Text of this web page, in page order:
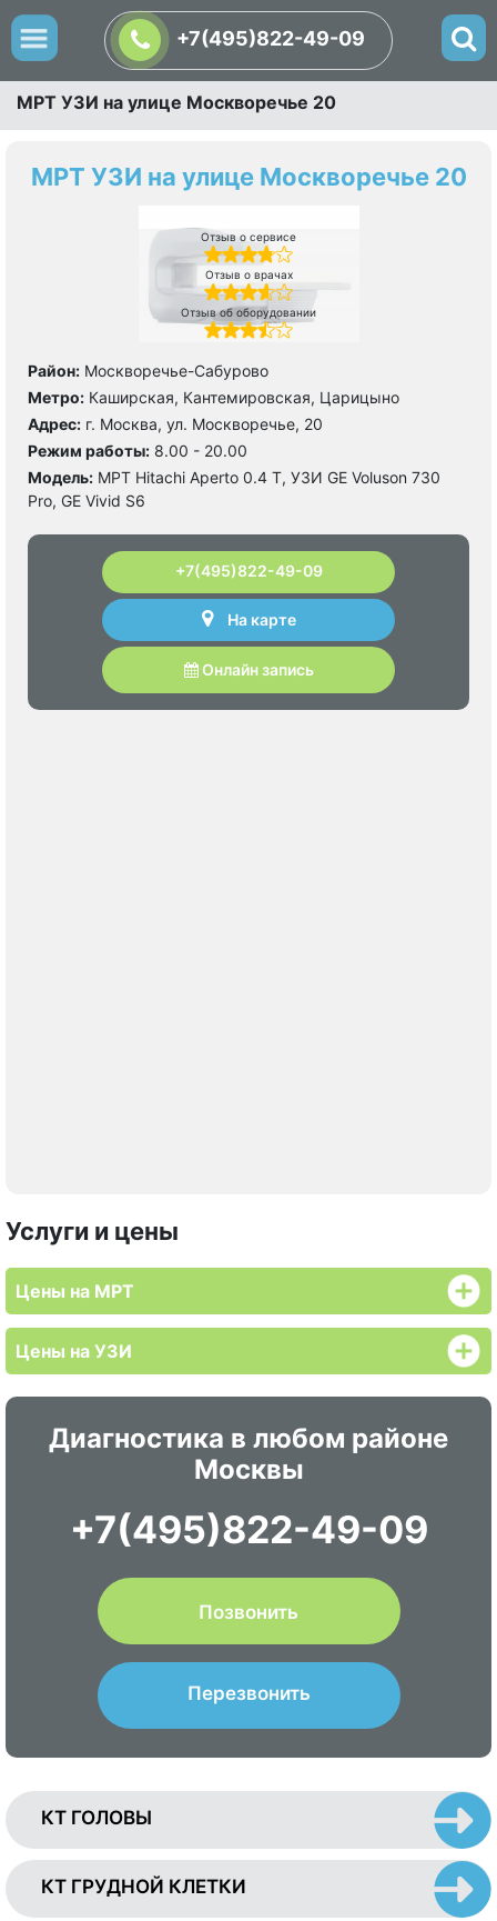
+7(495)822-49-09
МРТ УЗИ на улице Москворечье 20
МРТ УЗИ на улице Москворечье 20
Отзыв о сервисе
Отзыв о врачах
Отзыв об оборудовании
Район: Москворечье-Сабурово
Метро: Каширская, Кантемировская, Царицыно
Адрес: г. Москва, ул. Москворечье, 20
Режим работы: 8.00 - 20.00
Модель: МРТ Hitachi Aperto 0.4 Т, УЗИ GE Voluson 730
Pro, GE Vivid S6
+7(495)822-49-09
На карте
Онлайн запись
Услуги и цены
Цены на МРТ
Цены на УЗИ
Диагностика в любом районе
Москвы
+7(495)822-49-09
Позвонить
Перезвонить
КТ ГОЛОВЫ
КТ ГРУДНОЙ КЛЕТКИ